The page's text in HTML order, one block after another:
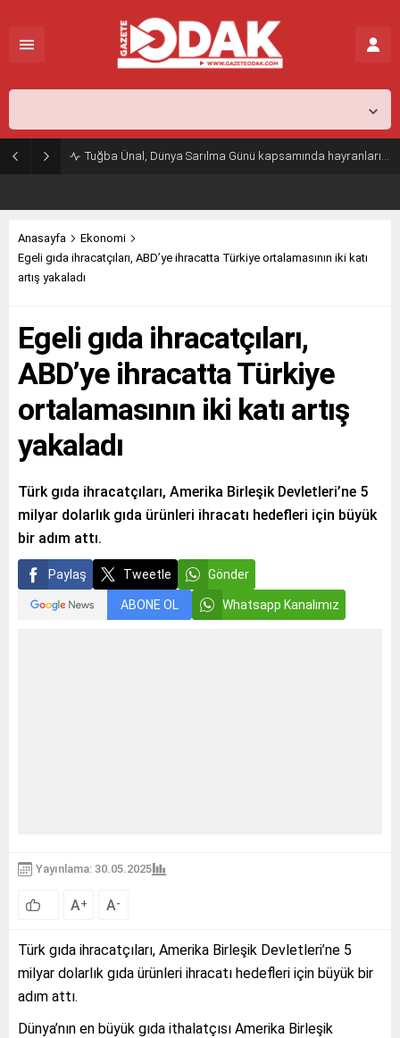
Tuğba Ünal, Dünya Sarılma Günü kapsamında hayranlarıyla buluştu
Anasayfa
Ekonomi
Egeli gıda ihracatçıları, ABD’ye ihracatta Türkiye ortalamasının iki katı
artış yakaladı
Egeli gıda ihracatçıları,
ABD’ye ihracatta Türkiye
ortalamasının iki katı artış
yakaladı
Türk gıda ihracatçıları, Amerika Birleşik Devletleri’ne 5
milyar dolarlık gıda ürünleri ihracatı hedefleri için büyük
bir adım attı.
Paylaş Tweetle Gönder
ABONE OL Whatsapp Kanalımız
Yayınlama: 30.05.2025
A+ A-
Türk gıda ihracatçıları, Amerika Birleşik Devletleri’ne 5
milyar dolarlık gıda ürünleri ihracatı hedefleri için büyük bir
adım attı.
Dünya’nın en büyük gıda ithalatçısı Amerika Birleşik